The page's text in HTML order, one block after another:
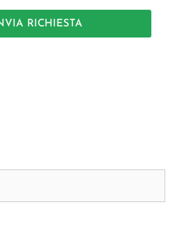
RICHIESTA